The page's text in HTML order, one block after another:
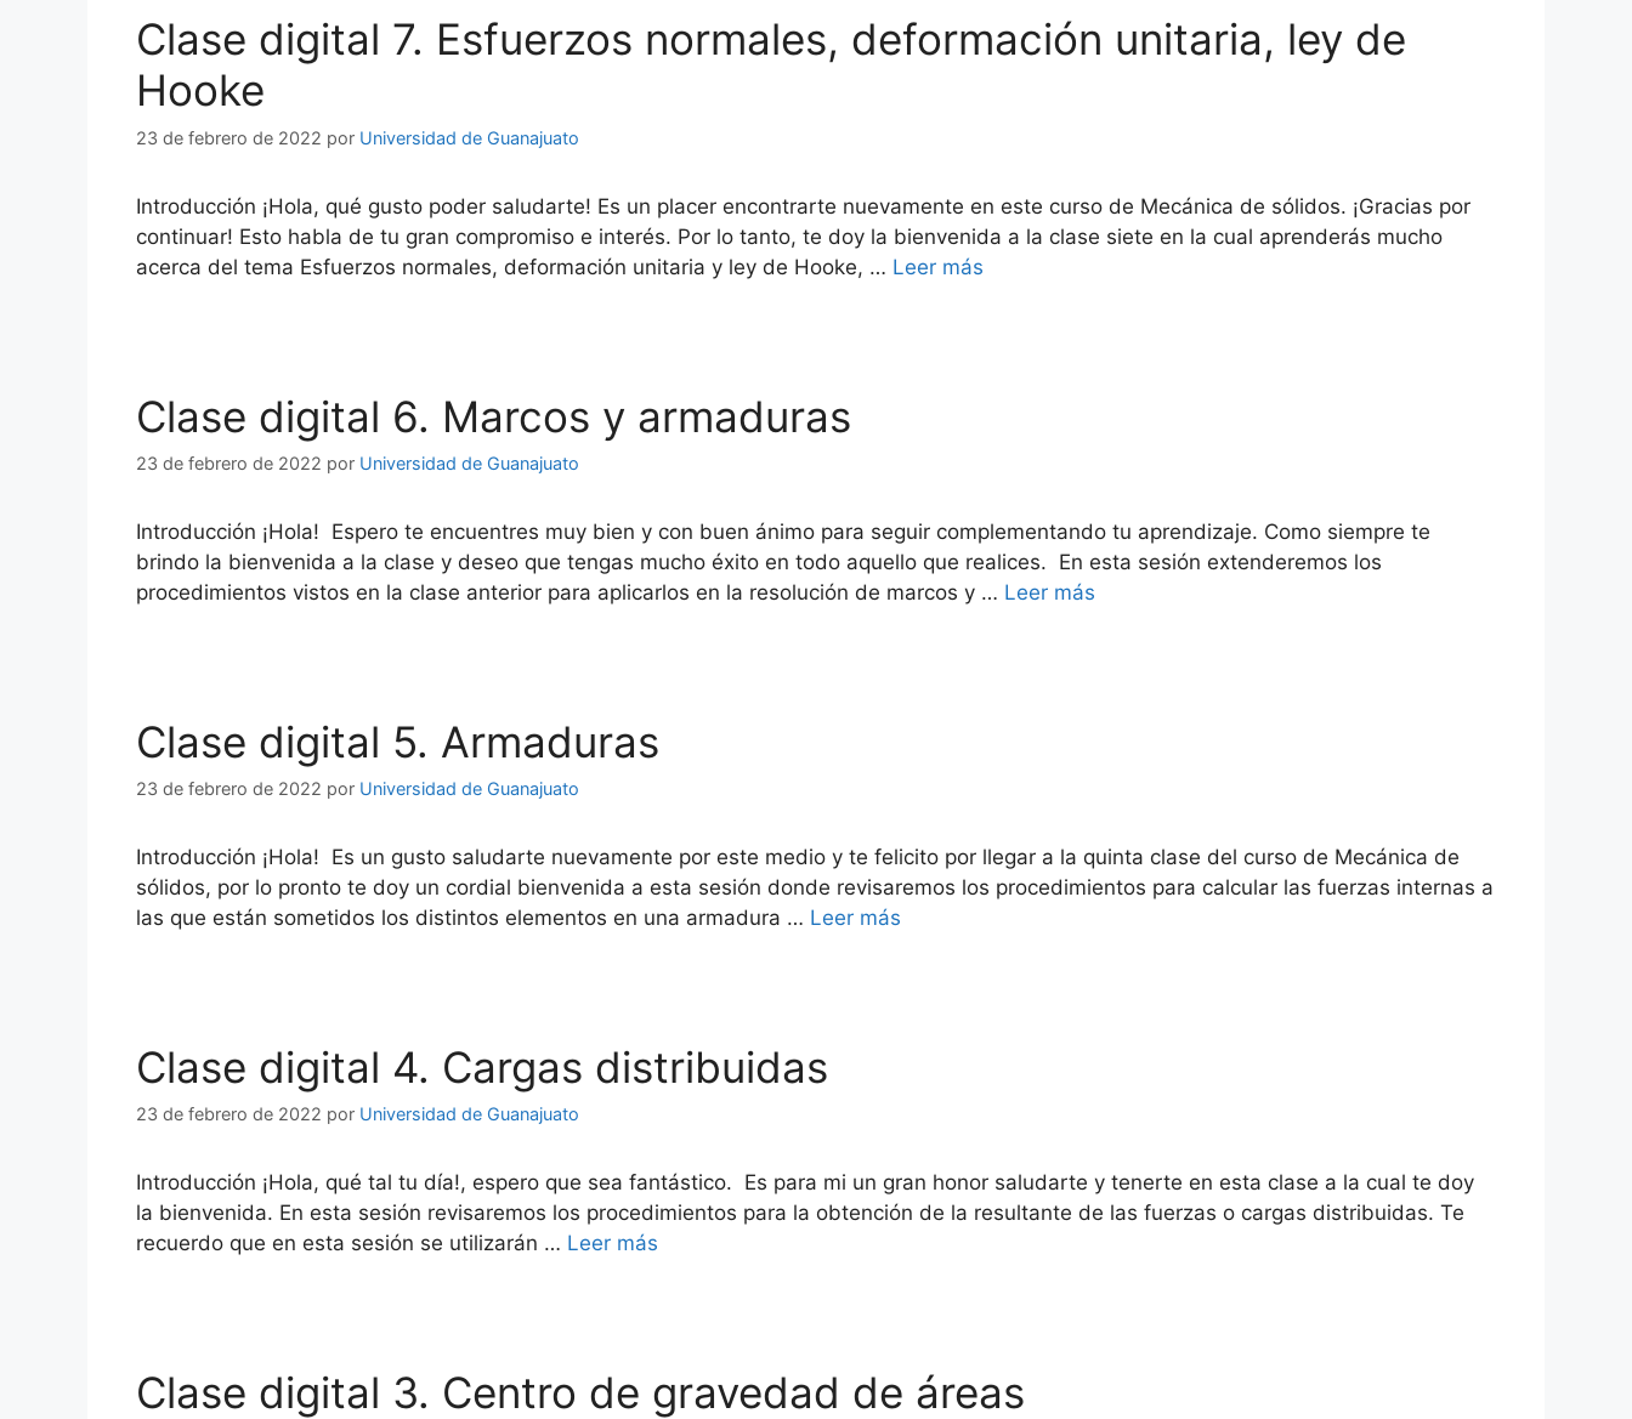
Clase digital 7. Esfuerzos normales, deformación unitaria, ley de
Hooke
23 de febrero de 2022 por Universidad de Guanajuato
Introducción ¡Hola, qué gusto poder saludarte! Es un placer encontrarte nuevamente en este curso de Mecánica de sólidos. ¡Gracias por
continuar! Esto habla de tu gran compromiso e interés. Por lo tanto, te doy la bienvenida a la clase siete en la cual aprenderás mucho
acerca del tema Esfuerzos normales, deformación unitaria y ley de Hooke, … Leer más
Clase digital 6. Marcos y armaduras
23 de febrero de 2022 por Universidad de Guanajuato
Introducción ¡Hola! Espero te encuentres muy bien y con buen ánimo para seguir complementando tu aprendizaje. Como siempre te
brindo la bienvenida a la clase y deseo que tengas mucho éxito en todo aquello que realices. En esta sesión extenderemos los
procedimientos vistos en la clase anterior para aplicarlos en la resolución de marcos y … Leer más
Clase digital 5. Armaduras
23 de febrero de 2022 por Universidad de Guanajuato
Introducción ¡Hola! Es un gusto saludarte nuevamente por este medio y te felicito por llegar a la quinta clase del curso de Mecánica de
sólidos, por lo pronto te doy un cordial bienvenida a esta sesión donde revisaremos los procedimientos para calcular las fuerzas internas a
las que están sometidos los distintos elementos en una armadura … Leer más
Clase digital 4. Cargas distribuidas
23 de febrero de 2022 por Universidad de Guanajuato
Introducción ¡Hola, qué tal tu día!, espero que sea fantástico. Es para mi un gran honor saludarte y tenerte en esta clase a la cual te doy
la bienvenida. En esta sesión revisaremos los procedimientos para la obtención de la resultante de las fuerzas o cargas distribuidas. Te
recuerdo que en esta sesión se utilizarán … Leer más
Clase digital 3. Centro de gravedad de áreas